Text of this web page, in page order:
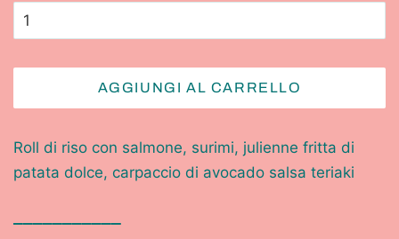
AGGIUNGI AL CARRELLO
Roll di riso con salmone, surimi, julienne fritta di
patata dolce, carpaccio di avocado salsa teriaki